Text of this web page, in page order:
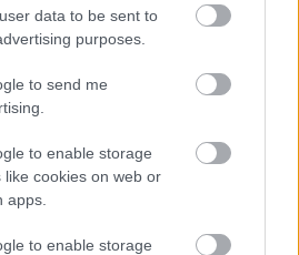
data to be sent to
purposes.
to send me
to enable storage
like cookies on web or
apps.
to enable storage